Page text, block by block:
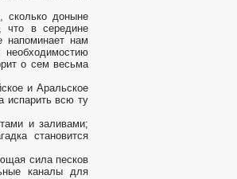
доныне
что в середине
напоминает нам
необходимостию
о сем весьма
и Аральское
испарить всю ту
и заливами;
становится
сила песков
каналы для